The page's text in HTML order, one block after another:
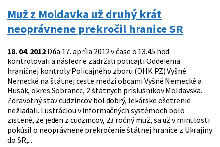
Muž z Moldavka už druhý krát
neoprávnene prekročil hranice SR
18. 04. 2012 Dňa 17. apríla 2012 v čase o 13.45 hod.
kontrolovali a následne zadržali policajti Oddelenia
hraničnej kontroly Policajného zboru (OHK PZ) Vyšné
Nemecké na štátnej ceste medzi obcami Vyšné Nemecké a
Husák, okres Sobrance, 2 štátnych príslušníkov Moldavska.
Zdravotný stav cudzincov bol dobrý, lekárske ošetrenie
nežiadali. Lustráciou v informačných systémoch bolo
zistené, že jeden z cudzincov, 23 ročný muž, sa už v minulosti
pokúsil o neoprávnené prekročenie štátnej hranice z Ukrajiny
do SR,...